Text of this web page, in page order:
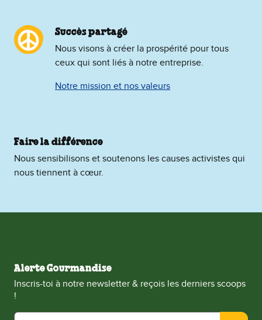
Succès partagé
Nous visons à créer la prospérité pour tous
ceux qui sont liés à notre entreprise.
Notre mission et nos valeurs
Faire la différence
Nous sensibilisons et soutenons les causes activistes qui
nous tiennent à cœur.
Alerte Gourmandise
Inscris-toi à notre newsletter & reçois les derniers scoops
!